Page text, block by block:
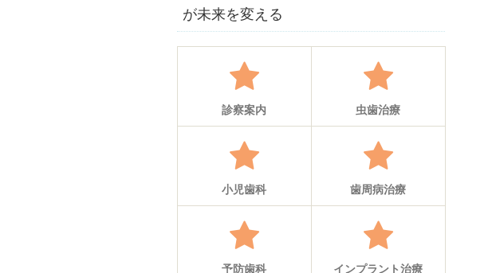
が未来を変える
診察案内 虫歯治療
小児歯科 歯周病治療
予防歯科 インプラント治療